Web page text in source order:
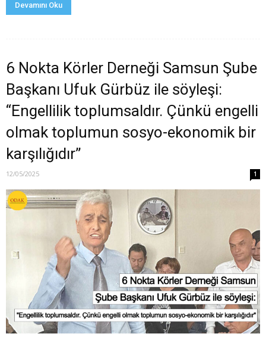
Devamını Oku
6 Nokta Körler Derneği Samsun Şube
Başkanı Ufuk Gürbüz ile söyleşi:
“Engellilik toplumsaldır. Çünkü engelli
olmak toplumun sosyo-ekonomik bir
karşılığıdır”
12/05/2025 1